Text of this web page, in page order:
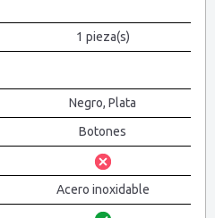
1 pieza(s)
Negro, Plata
Botones
Acero inoxidable